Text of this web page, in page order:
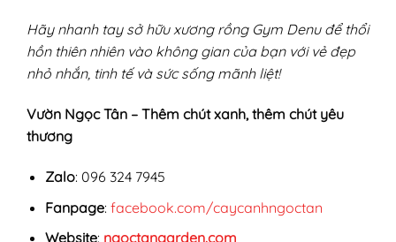
Hãy nhanh tay sở hữu xương rồng Gym Denu để thổi
hồn thiên nhiên vào không gian của bạn với vẻ đẹp
nhỏ nhắn, tinh tế và sức sống mãnh liệt!
Vườn Ngọc Tân – Thêm chút xanh, thêm chút yêu
thương
Zalo: 096 324 7945
Fanpage: facebook.com/caycanhngoctan
Website: ngoctangarden.com